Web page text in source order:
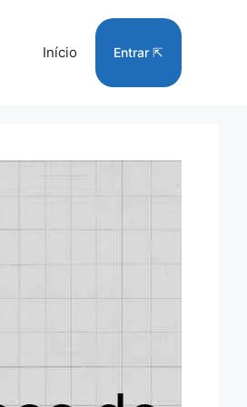
Início Entrar ⇱